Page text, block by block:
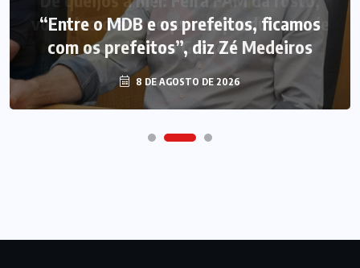
“Entre o MDB e os prefeitos, ficamos
com os prefeitos”, diz Zé Medeiros
8 DE AGOSTO DE 2026